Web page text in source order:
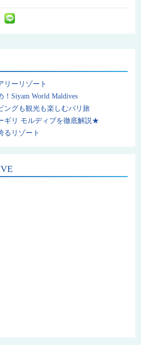
リーリゾート
Siyam World Maldives
ングも観光も楽しむバリ旅
ギリ モルディブを徹底解説★
るリゾート